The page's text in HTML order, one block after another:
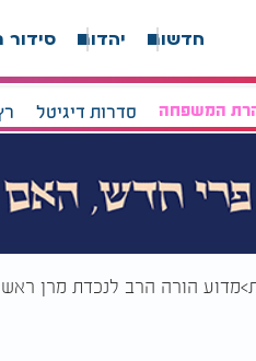
חדשות יהדות סידור
המשפחה סדרות דיגיטל
מדוע הורה הרב לנכדת מרן